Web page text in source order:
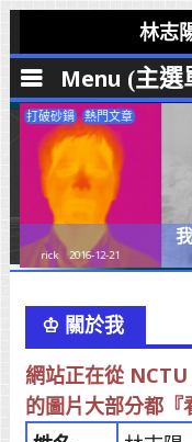
to
content
林志
Menu
的身體會發光？
♔ 關於我
網站正在從
的圖片大部分都『